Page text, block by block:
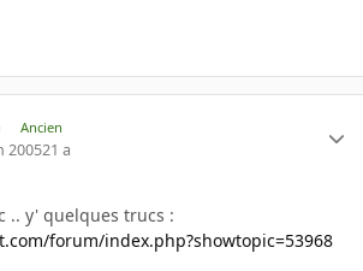
Ancien
200521 a
.. y' quelques trucs :
forum/index.php?showtopic=53968